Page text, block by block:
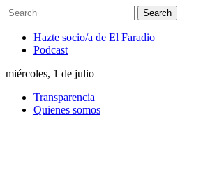
Hazte socio/a de El Faradio
Podcast
miércoles, 1 de julio
Transparencia
Quienes somos